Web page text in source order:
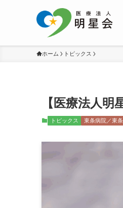
ホーム トピックス
【医療法人
トピックス 東条病院／東